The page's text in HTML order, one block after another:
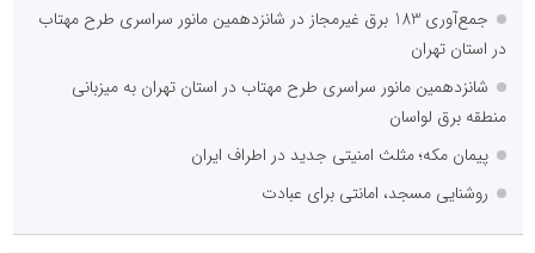
جمع‌آوری 183 برق غیرمجاز در شانزدهمین مانور سراسری طرح مهتاب
در استان تهران
شانزدهمین مانور سراسری طرح مهتاب در استان تهران به میزبانی
منطقه برق لواسان
پیمان مکه؛ مثلث امنیتی جدید در اطراف ایران
روشنایی مسجد، امانتی برای عبادت